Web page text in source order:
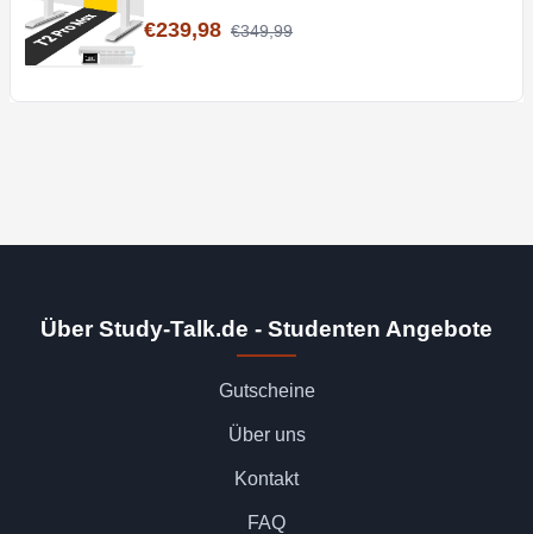
€239,98 €349,99
Über Study-Talk.de - Studenten Angebote
Gutscheine
Über uns
Kontakt
FAQ